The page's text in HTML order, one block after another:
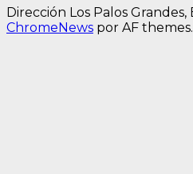
Dirección Los Palos Grandes,
ChromeNews por AF themes.